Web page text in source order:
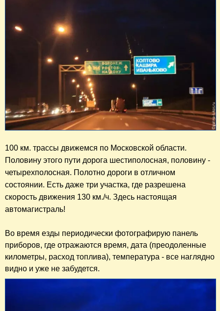
100 км. трассы движемся по Московской области.
Половину этого пути дорога шестиполосная, половину -
четырехполосная. Полотно дороги в отличном
состоянии. Есть даже три участка, где разрешена
скорость движения 130 км./ч. Здесь настоящая
автомагистраль!
Во время езды периодически фотографирую панель
приборов, где отражаются время, дата (преодоленные
километры, расход топлива), температура - все наглядно
видно и уже не забудется.